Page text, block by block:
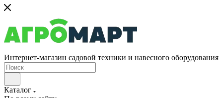
Интернет-магазин садовой техники и навесного оборудования
Каталог